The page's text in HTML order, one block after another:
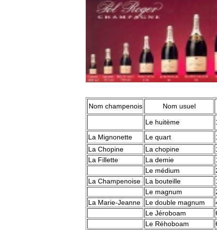
Nom champenois Nom usuel
Le huitème
La Mignonette
Le quart
La Chopine
La chopine
La Fillette
La demie
Le médium
La Champenoise
La bouteille
Le magnum
La Marie-Jeanne
Le double magnum
Le Jéroboam
Le Réhoboam